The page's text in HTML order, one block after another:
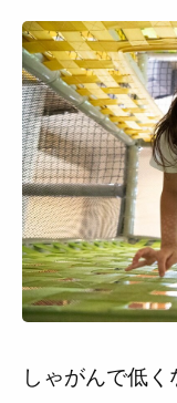
しゃがんで低く